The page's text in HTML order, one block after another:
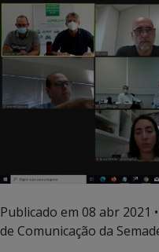
Publicado em 08 abr 2021
de Comunicação da